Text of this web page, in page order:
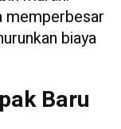
memperbesar
biaya
Baru